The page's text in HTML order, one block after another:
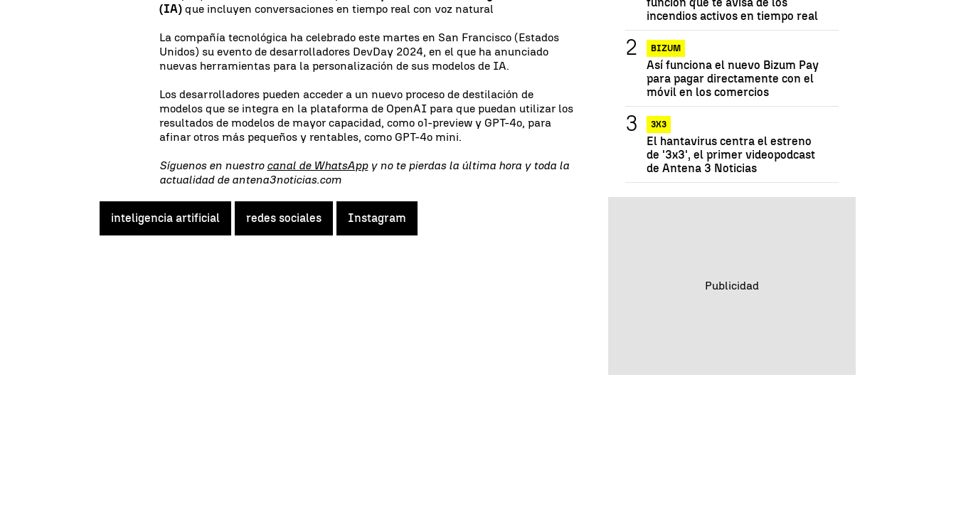
(IA) que incluyen conversaciones en tiempo real con voz natural
La compañía tecnológica ha celebrado este martes en San Francisco (Estados
Unidos) su evento de desarrolladores DevDay 2024, en el que ha anunciado
nuevas herramientas para la personalización de sus modelos de IA.
Los desarrolladores pueden acceder a un nuevo proceso de destilación de
modelos que se integra en la plataforma de OpenAI para que puedan utilizar los
resultados de modelos de mayor capacidad, como o1-preview y GPT-4o, para
afinar otros más pequeños y rentables, como GPT-4o mini.
Síguenos en nuestro canal de WhatsAppy no te pierdas la última hora y toda la
actualidad de antena3noticias.com
inteligencia artificial redes sociales Instagram
incendios activos en tiempo real
BIZUM
Así funciona el nuevo Bizum Pay
para pagar directamente con el
móvil en los comercios
3X3
El hantavirus centra el estreno
de '3x3', el primer videopodcast
de Antena 3 Noticias